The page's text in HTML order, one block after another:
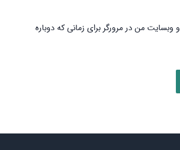
وبسایت من در مرورگر برای زمانی که دوباره